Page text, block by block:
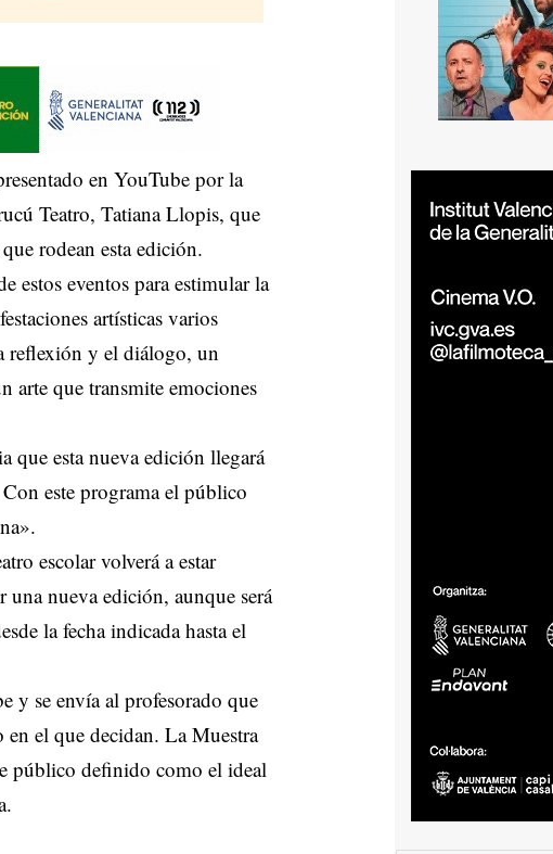
en YouTube por la
Teatro, Tatiana Llopis, que
rodean esta edición.
estos eventos para estimular la
artísticas varios
reflexión y el diálogo, un
arte que transmite emociones
que esta nueva edición llegará
este programa el público
escolar volverá a estar
una nueva edición, aunque será
la fecha indicada hasta el
y se envía al profesorado que
el que decidan. La Muestra
público definido como el ideal